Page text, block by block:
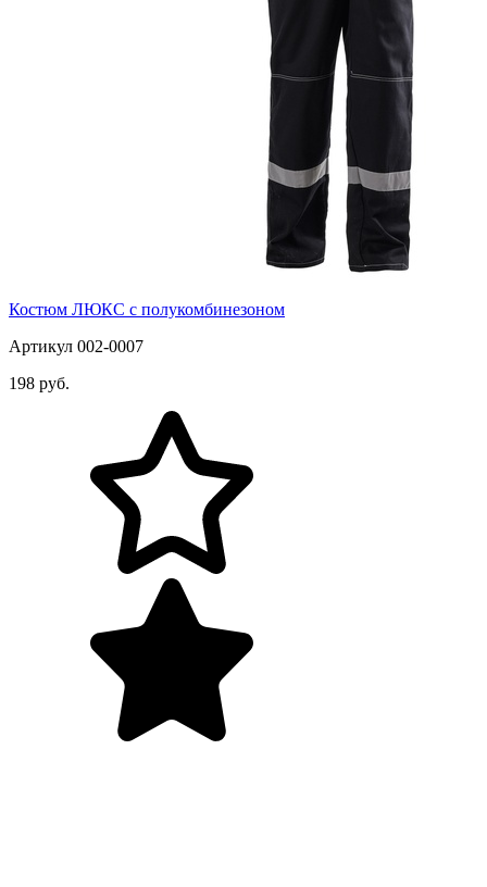
Костюм ЛЮКС с полукомбинезоном
Артикул 002-0007
198 руб.